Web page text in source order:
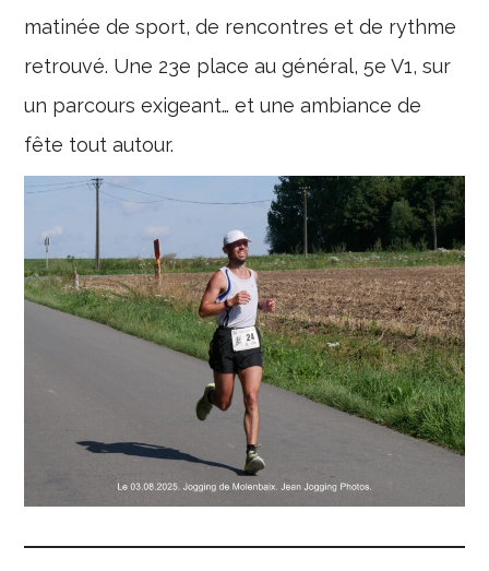
matinée de sport, de rencontres et de rythme
retrouvé. Une 23e place au général, 5e V1, sur
un parcours exigeant… et une ambiance de
fête tout autour.